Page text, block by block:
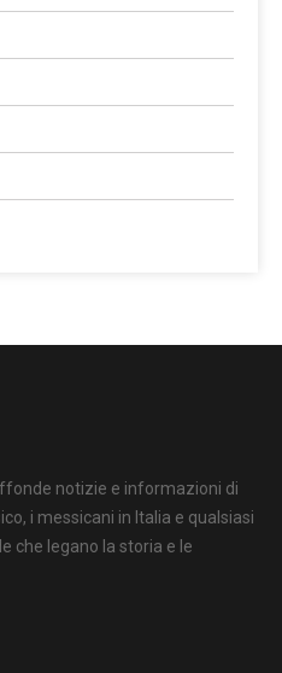
notizie e informazioni di
i messicani in Italia e qualsiasi
che legano la storia e le